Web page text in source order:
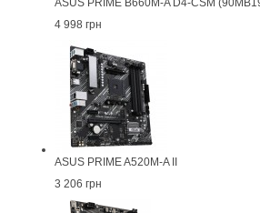
ASUS PRIME B660M-A D4-CSM
4 998 грн
ASUS PRIME A520M-A II
3 206 грн